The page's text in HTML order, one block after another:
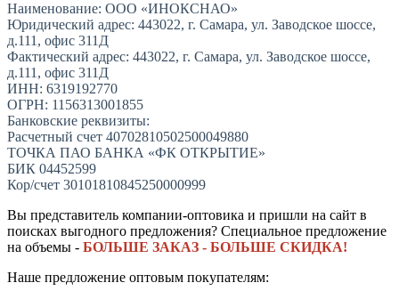
Наименование: ООО «ИНОКСНАО»
Юридический адрес: 443022, г. Самара, ул. Заводское шоссе,
д.111, офис 311Д
Фактический адрес: 443022, г. Самара, ул. Заводское шоссе,
д.111, офис 311Д
ИНН: 6319192770
ОГРН: 1156313001855
Банковские реквизиты:
Расчетный счет 40702810502500049880
ТОЧКА ПАО БАНКА «ФК ОТКРЫТИЕ»
БИК 04452599
Кор/счет 30101810845250000999
Вы представитель компании-оптовика и пришли на сайт в
поисках выгодного предложения? Специальное предложение
на объемы - БОЛЬШЕ ЗАКАЗ - БОЛЬШЕ СКИДКА!
Наше предложение оптовым покупателям: